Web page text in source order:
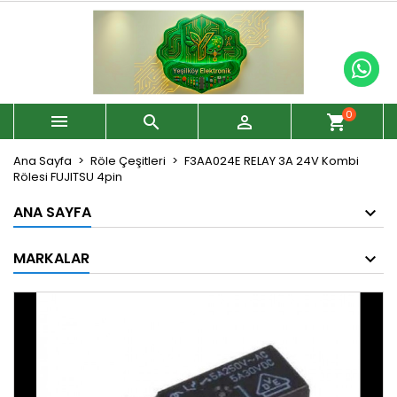
   shopping_cart0
Ana Sayfa Röle Çeşitleri
F3AA024E RELAY 3A 24V Kombi
Rölesi FUJITSU 4pin
ANA SAYFA
MARKALAR